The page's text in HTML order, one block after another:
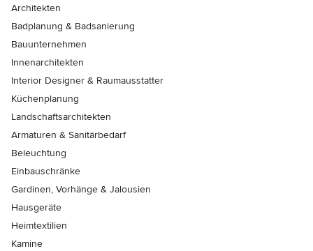
Architekten
Badplanung & Badsanierung
Bauunternehmen
Innenarchitekten
Interior Designer & Raumausstatter
Küchenplanung
Landschaftsarchitekten
Armaturen & Sanitärbedarf
Beleuchtung
Einbauschränke
Gardinen, Vorhänge & Jalousien
Hausgeräte
Heimtextilien
Kamine